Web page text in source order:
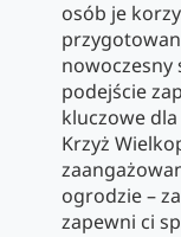
osób je
nowoczesny
podejście
kluczowe
Krzyż
ogrodzie –
zapewni ci